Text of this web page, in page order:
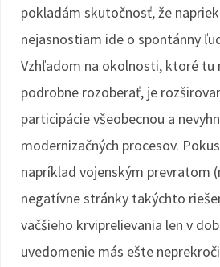
pokladám skutočnosť, že
nejasnostiam ide o spontánny
Vzhľadom na okolnosti, ktoré tu
podrobne rozoberať, je
participácie všeobecnou a
modernizačných procesov.
napríklad vojenským prevratom
negatívne stránky takýchto
väčšieho krviprelievania len v
uvedomenie más ešte